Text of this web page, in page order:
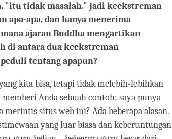
"itu tidak masalah." Jadi keekstreman
apa, dan hanya menerima
ajaran Buddha mengartikan
di antara dua keekstreman
tentang apapun?
kita bisa, tetapi tidak melebih-lebihkan
Anda sebuah contoh: saya punya
situs web ini? Ada beberapa alasan.
yang luar biasa dan keberuntungan